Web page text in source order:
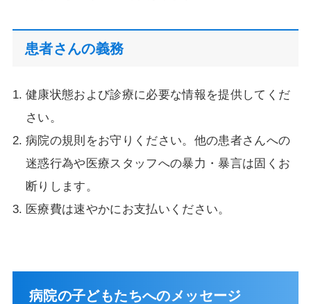
患者さんの義務
健康状態および診療に必要な情報を提供してくだ
さい。
病院の規則をお守りください。他の患者さんへの
迷惑行為や医療スタッフへの暴力・暴言は固くお
断りします。
医療費は速やかにお支払いください。
病院の子どもたちへのメッセージ